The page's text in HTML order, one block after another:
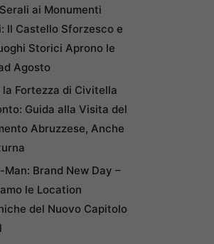
ai Monumenti
Il Castello Sforzesco e
Storici Aprono le
Agosto
la Fortezza di Civitella
Guida alla Visita del
Abruzzese, Anche
Man: Brand New Day –
le Location
del Nuovo Capitolo